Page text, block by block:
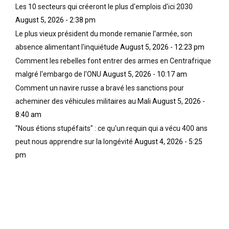
Les 10 secteurs qui créeront le plus d'emplois d'ici 2030
August 5, 2026 - 2:38 pm
Le plus vieux président du monde remanie l'armée, son
absence alimentant l'inquiétude August 5, 2026 - 12:23 pm
Comment les rebelles font entrer des armes en Centrafrique
malgré l'embargo de l'ONU August 5, 2026 - 10:17 am
Comment un navire russe a bravé les sanctions pour
acheminer des véhicules militaires au Mali August 5, 2026 -
8:40 am
"Nous étions stupéfaits" : ce qu'un requin qui a vécu 400 ans
peut nous apprendre sur la longévité August 4, 2026 - 5:25
pm